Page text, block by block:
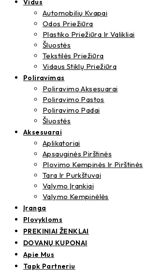
Vidus
Automobilių Kvapai
Odos Priežiūra
Plastiko Priežiūra Ir Valikliai
Šluostės
Tekstilės Priežiūra
Vidaus Stiklų Priežiūra
Poliravimas
Poliravimo Aksesuarai
Poliravimo Pastos
Poliravimo Padai
Šluostės
Aksesuarai
Aplikatoriai
Apsauginės Pirštinės
Plovimo Kempinės Ir Pirštinės
Tara Ir Purkštuvai
Valymo Įrankiai
Valymo Kempinėlės
Įranga
Plovykloms
PREKINIAI ŽENKLAI
DOVANŲ KUPONAI
Apie Mus
Tapk Partneriu